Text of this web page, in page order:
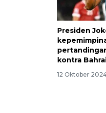
Presiden
kontra
12 Oktober